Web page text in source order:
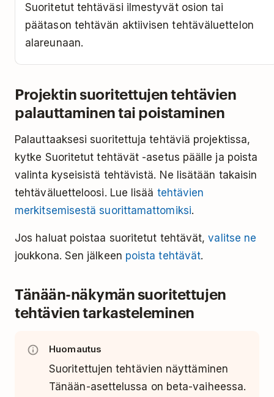
Suoritetut tehtäväsi ilmestyvät osion tai
päätason tehtävän aktiivisen tehtäväluettelon
alareunaan.
Projektin suoritettujen tehtävien
palauttaminen tai poistaminen
Palauttaaksesi suoritettuja tehtäviä projektissa,
kytke Suoritetut tehtävät -asetus päälle ja poista
valinta kyseisistä tehtävistä. Ne lisätään takaisin
tehtäväluetteloosi. Lue lisää tehtävien
merkitsemisestä suorittamattomiksi.
Jos haluat poistaa suoritetut tehtävät,valitse ne
joukkona. Sen jälkeen poista tehtävät.
Tänään-näkymän suoritettujen
tehtävien tarkasteleminen
Huomautus
Suoritettujen tehtävien näyttäminen
Tänään-asettelussa on beta-vaiheessa.